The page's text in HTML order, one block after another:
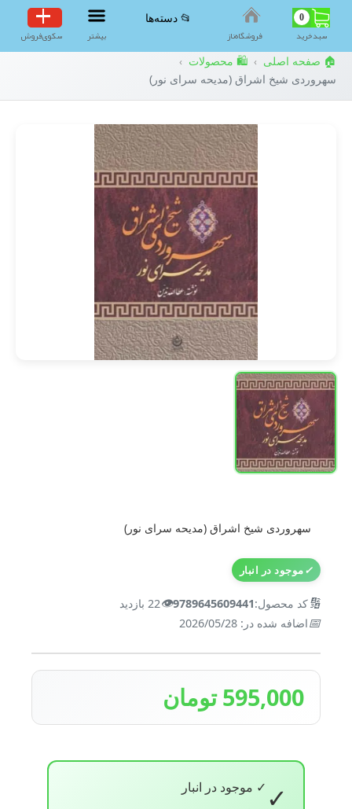
0
سبد‌خرید فروشگاه‌ناز
📂 دسته‌ها
بیشتر سکوی‌فروش
🏠 صفحه اصلی › 🛍️ محصولات ›
سهروردی شیخ اشراق (مدیحه سرای نور)
سهروردی شیخ اشراق (مدیحه سرای نور)
✓موجود در انبار
🔢کد محصول:9789645609441
👁️22 بازدید
📅اضافه شده در: 2026/05/28
595,000 تومان
✓ ✓ موجود در انبار